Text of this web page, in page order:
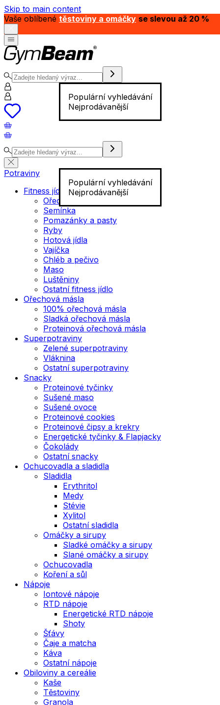
Skip to main content
Vaše oblíbené těstoviny a omáčky se slevou až 20 %
Populární vyhledávání
Nejprodávanější
Populární vyhledávání
Nejprodávanější
Potraviny
Fitness jídlo
Ořechy
Semínka
Pomazánky a pasty
Ryby
Hotová jídla
Vajíčka
Chléb a pečivo
Maso
Luštěniny
Ostatní fitness jídlo
Ořechová másla
100% ořechová másla
Sladká ořechová másla
Proteinová ořechová másla
Superpotraviny
Zelené superpotraviny
Vláknina
Ostatní superpotraviny
Snacky
Proteinové tyčinky
Sušené maso
Sušené ovoce
Proteinové cookies
Proteinové čipsy a krekry
Energetické tyčinky & Flapjacky
Čokolády
Ostatní snacky
Ochucovadla a sladidla
Sladidla
Erythritol
Medy
Stévie
Xylitol
Ostatní sladidla
Omáčky a sirupy
Sladké omáčky a sirupy
Slané omáčky a sirupy
Ochucovadla
Koření a sůl
Nápoje
Iontové nápoje
RTD nápoje
Energetické RTD nápoje
Shoty
Šťávy
Čaje a matcha
Káva
Ostatní nápoje
Obiloviny a cereálie
Kaše
Těstoviny
Granola